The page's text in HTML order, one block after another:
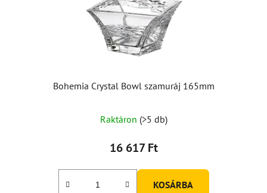
Bohemia Crystal Bowl szamuráj 165mm
Raktáron (>5 db)
16 617 Ft
KOSÁRBA